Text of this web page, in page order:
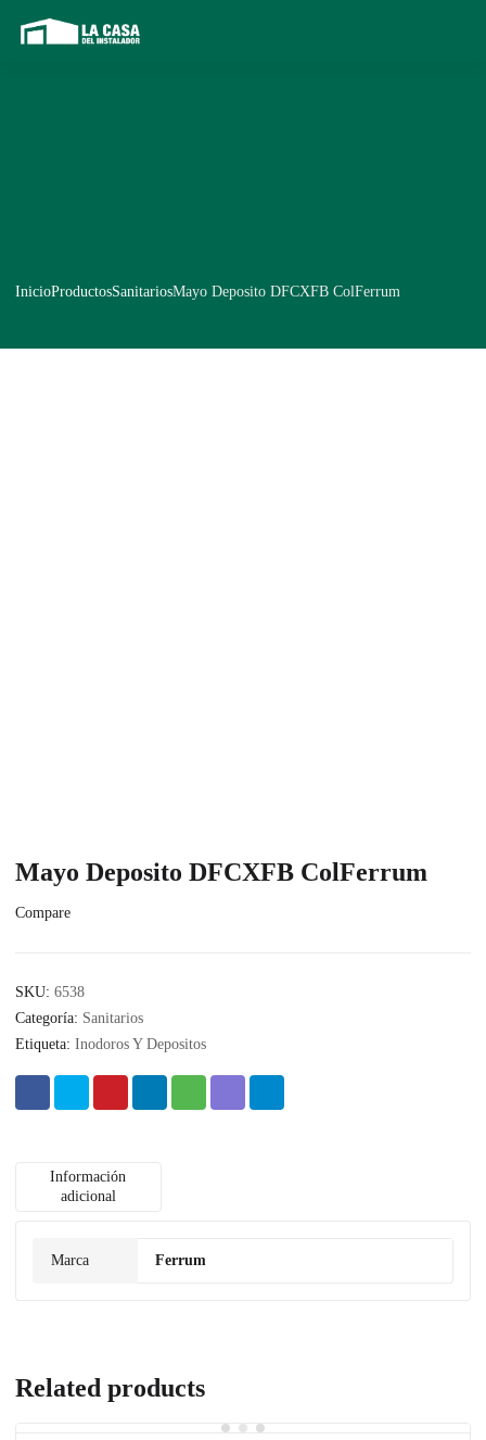
InicioProductosSanitariosMayo Deposito DFCXFB ColFerrum
Mayo Deposito DFCXFB ColFerrum
Compare
SKU: 6538
Categoría: Sanitarios
Etiqueta: Inodoros Y Depositos
Información
adicional
Marca Ferrum
Related products